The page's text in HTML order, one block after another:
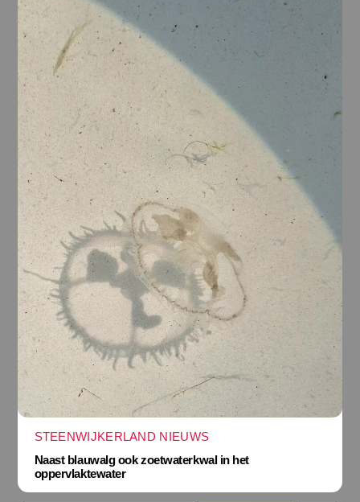
STEENWIJKERLAND NIEUWS
Naast blauwalg ook zoetwaterkwal in het
oppervlaktewater